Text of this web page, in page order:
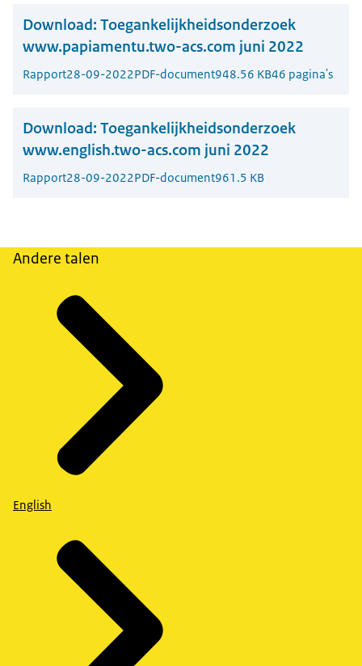
Download: Toegankelijkheidsonderzoek
www.papiamentu.two-acs.com juni 2022
Rapport28-09-2022PDF-document948.56 KB46 pagina's
Download: Toegankelijkheidsonderzoek
www.english.two-acs.com juni 2022
Rapport28-09-2022PDF-document961.5 KB
Andere talen
English